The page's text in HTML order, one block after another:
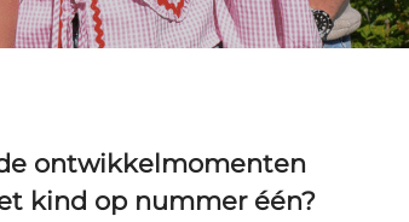
ontwikkelmomenten
kind op nummer één?